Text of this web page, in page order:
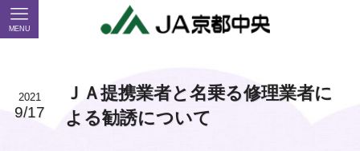
MENU
ＪＡ提携業者と名乗る修理業者に
よる勧誘について
2021
9/17